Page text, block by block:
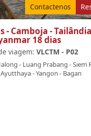
Contactenos
- Camboja -
18 dias
viagem: VLCTM - P02
- Luang Prabang -Siem
Ayutthaya-Yangon - Bagan